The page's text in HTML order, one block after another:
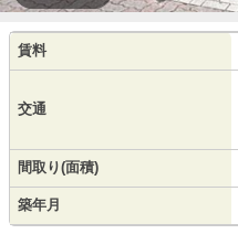
賃料
交通
間取り(面積)
築年月